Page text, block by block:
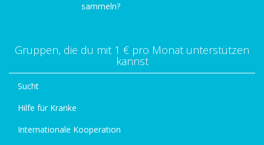
sammeln?
Gruppen, die du mit 1 € pro Monat unterstützen
kannst
Sucht
Hilfe für Kranke
Internationale Kooperation